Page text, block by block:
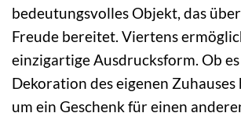
bedeutungsvolles Objekt, das
Freude bereitet. Viertens
einzigartige Ausdrucksform. Ob
Dekoration des eigenen
um ein Geschenk für einen